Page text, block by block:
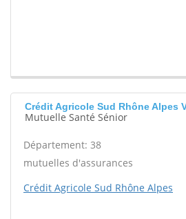
Crédit Agricole Sud Rhône Alpes
Mutuelle Santé Sénior
Département: 38
mutuelles d'assurances
Crédit Agricole Sud Rhône Alpes